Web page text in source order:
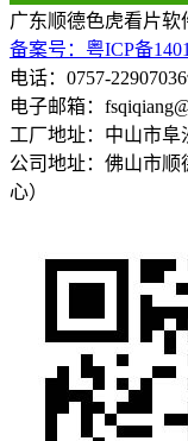
广东顺德色虎看片软
备案号：粤ICP备
电话：0757-22907036
电子邮箱：
工厂地址：中山市阜
公司地址：佛山市顺
心）